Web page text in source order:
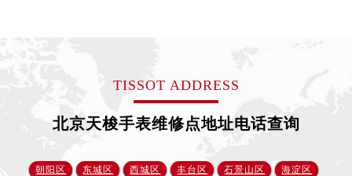
TISSOT ADDRESS
北京天梭手表维修点地址电话查询
朝阳区 东城区 西城区 丰台区 石景山区 海淀区